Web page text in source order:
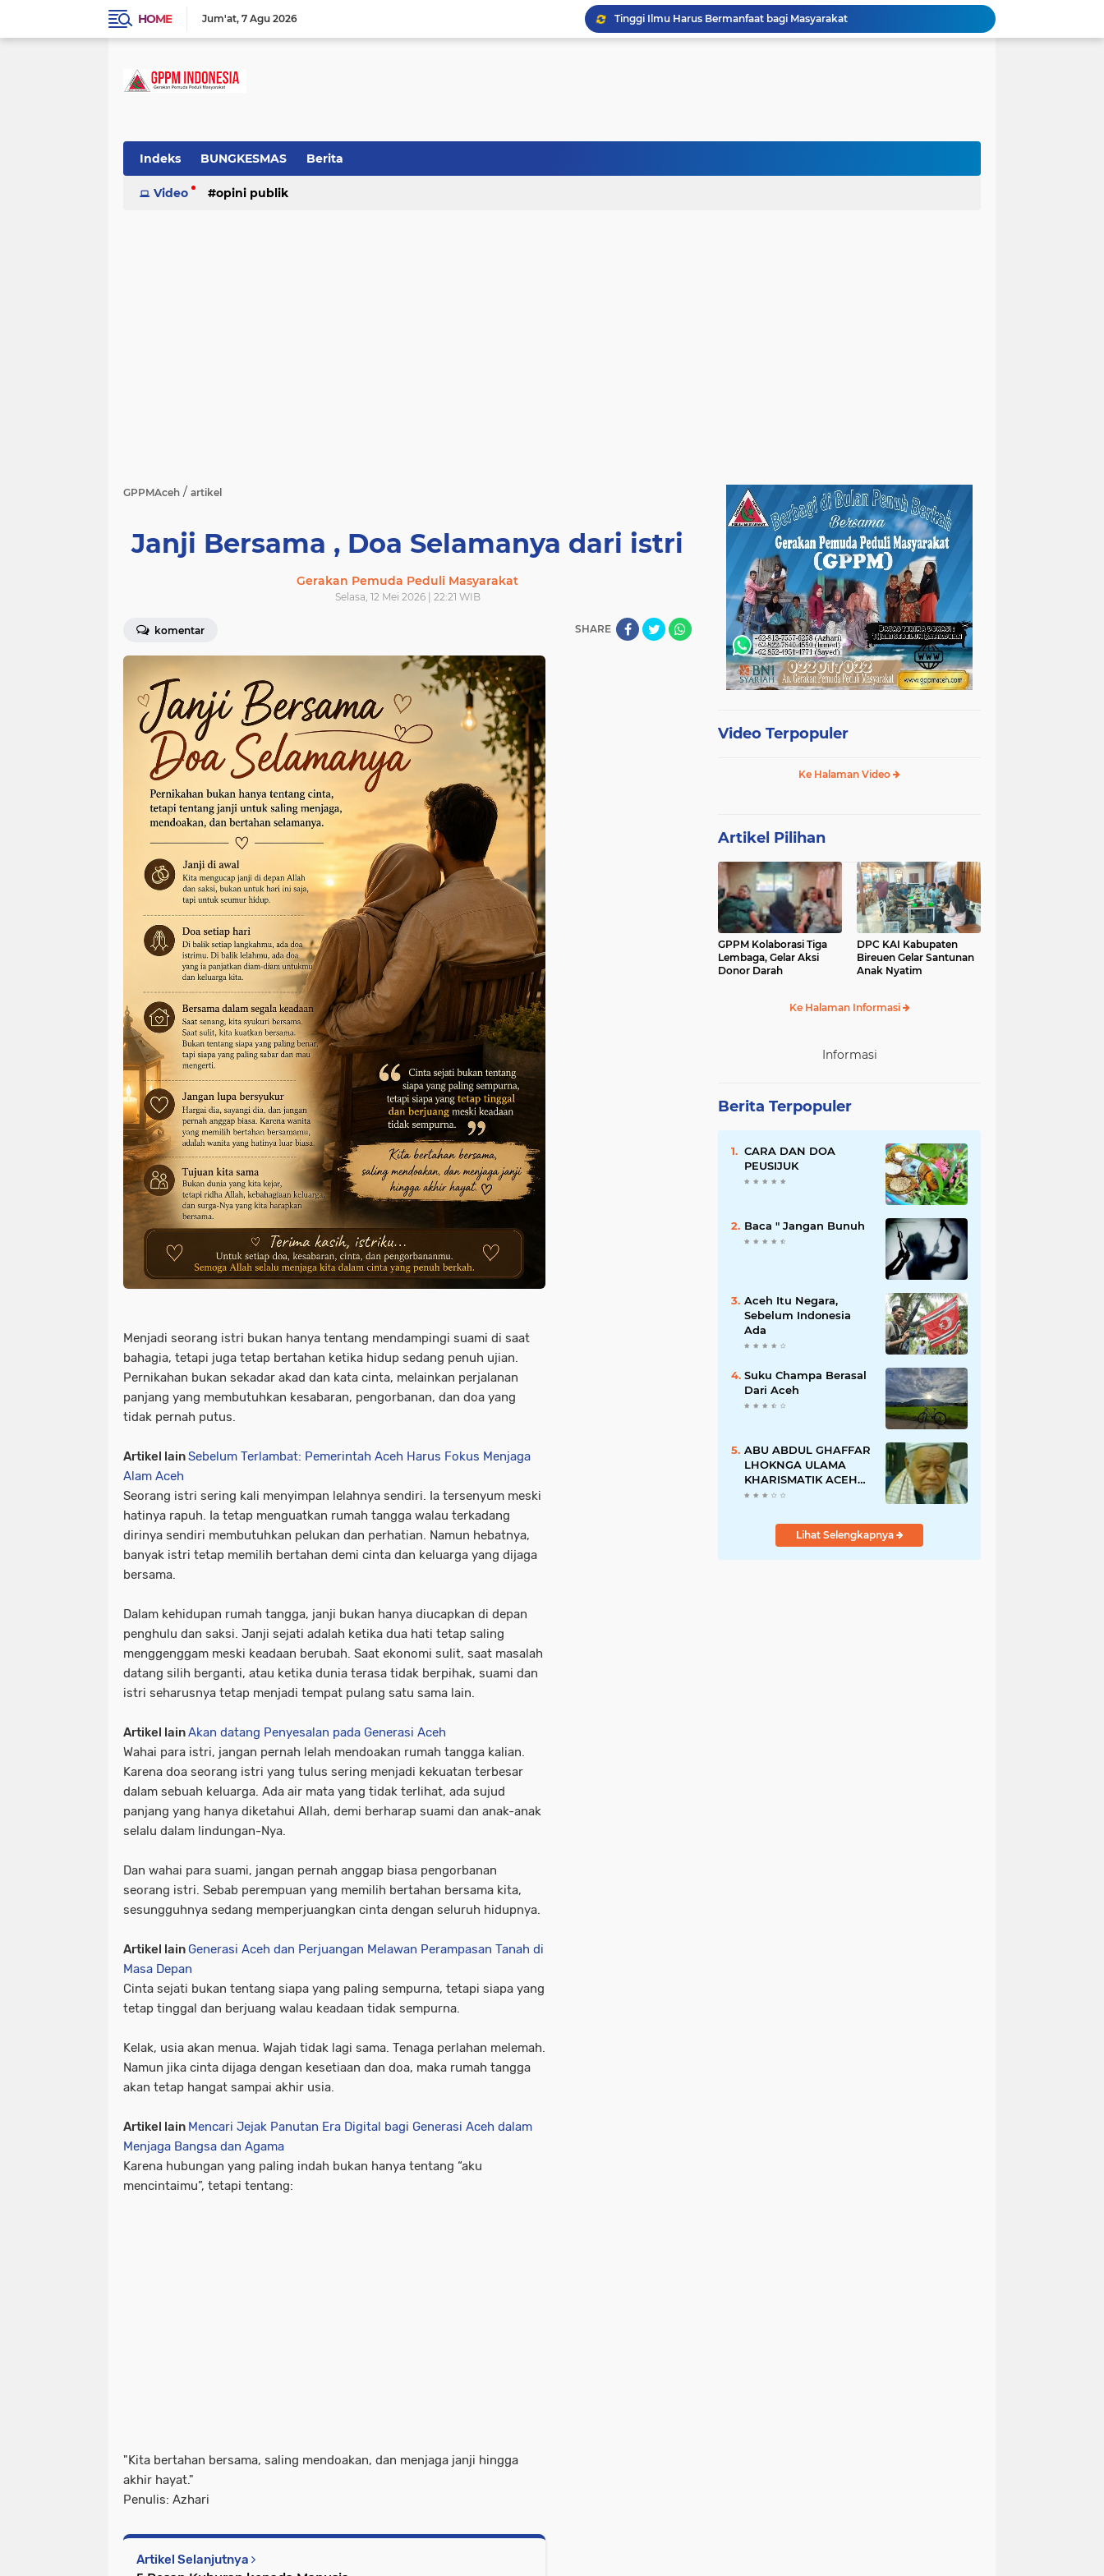
HOME Jum'at 7 Agu 2026
Tinggi Ilmu Harus Bermanfaat bagi Masyarakat
Perjuangan Pendidikan: Dari Keluarga Tidak Mampu Menuju Impian S1, S2, dan S3
Doa untuk Istri dan Anak dalam Kandungan: Harapan Seorang Ayah
Indeks BUNGKESMAS Berita
Budaya Covid-19 Donor Darah
Video opini publik
GPPMAceh / artikel
Janji Bersama , Doa Selamanya dari istri
Gerakan Pemuda Peduli Masyarakat
Selasa, 12 Mei 2026 | 22:21 WIB
komentar SHARE
Menjadi seorang istri bukan hanya tentang mendampingi suami di saat
bahagia, tetapi juga tetap bertahan ketika hidup sedang penuh ujian.
Pernikahan bukan sekadar akad dan kata cinta, melainkan perjalanan
panjang yang membutuhkan kesabaran, pengorbanan, dan doa yang
tidak pernah putus.
Artikel lainSebelum Terlambat: Pemerintah Aceh Harus Fokus Menjaga
Alam Aceh
Seorang istri sering kali menyimpan lelahnya sendiri. Ia tersenyum meski
hatinya rapuh. Ia tetap menguatkan rumah tangga walau terkadang
dirinya sendiri membutuhkan pelukan dan perhatian. Namun hebatnya,
banyak istri tetap memilih bertahan demi cinta dan keluarga yang dijaga
bersama.
Dalam kehidupan rumah tangga, janji bukan hanya diucapkan di depan
penghulu dan saksi. Janji sejati adalah ketika dua hati tetap saling
menggenggam meski keadaan berubah. Saat ekonomi sulit, saat masalah
datang silih berganti, atau ketika dunia terasa tidak berpihak, suami dan
istri seharusnya tetap menjadi tempat pulang satu sama lain.
Artikel lainAkan datang Penyesalan pada Generasi Aceh
Wahai para istri, jangan pernah lelah mendoakan rumah tangga kalian.
Karena doa seorang istri yang tulus sering menjadi kekuatan terbesar
dalam sebuah keluarga. Ada air mata yang tidak terlihat, ada sujud
panjang yang hanya diketahui Allah, demi berharap suami dan anak-anak
selalu dalam lindungan-Nya.
Dan wahai para suami, jangan pernah anggap biasa pengorbanan
seorang istri. Sebab perempuan yang memilih bertahan bersama kita,
sesungguhnya sedang memperjuangkan cinta dengan seluruh hidupnya.
Artikel lain Generasi Aceh dan Perjuangan Melawan Perampasan Tanah di
Masa Depan
Cinta sejati bukan tentang siapa yang paling sempurna, tetapi siapa yang
tetap tinggal dan berjuang walau keadaan tidak sempurna.
Kelak, usia akan menua. Wajah tidak lagi sama. Tenaga perlahan melemah.
Namun jika cinta dijaga dengan kesetiaan dan doa, maka rumah tangga
akan tetap hangat sampai akhir usia.
Artikel lain Mencari Jejak Panutan Era Digital bagi Generasi Aceh dalam
Menjaga Bangsa dan Agama
Karena hubungan yang paling indah bukan hanya tentang “aku
mencintaimu”, tetapi tentang:
"Kita bertahan bersama, saling mendoakan, dan menjaga janji hingga
akhir hayat."
Penulis: Azhari
Artikel Selanjutnya
Video Terpopuler
Ke Halaman Video
Artikel Pilihan
GPPM Kolaborasi Tiga
Lembaga, Gelar Aksi
Donor Darah
DPC KAI Kabupaten
Bireuen Gelar Santunan
Anak Nyatim
Ke Halaman Informasi
Informasi
Berita Terpopuler
CARA DAN DOA
PEUSIJUK
Baca " Jangan Bunuh
Aceh Itu Negara,
Sebelum Indonesia
Ada
Suku Champa Berasal
Dari Aceh
ABU ABDUL GHAFFAR
LHOKNGA ULAMA
KHARISMATIK ACEH
DAN JUGA ULAMA
Lihat Selengkapnya